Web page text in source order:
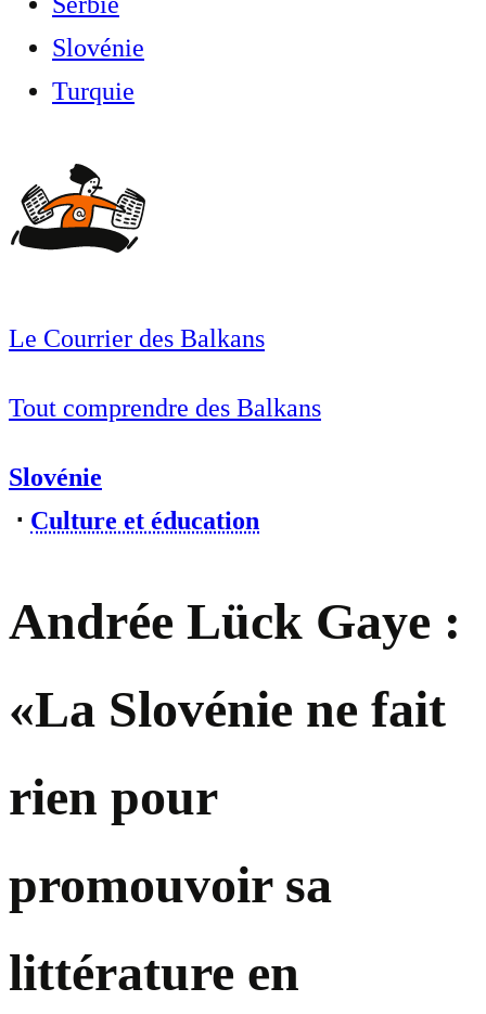
Slovénie
Turquie
Le Courrier des Balkans
Tout comprendre des Balkans
Slovénie
⋅ Culture et éducation
Andrée Lück Gaye :
«La Slovénie ne fait
rien pour
promouvoir sa
littérature en